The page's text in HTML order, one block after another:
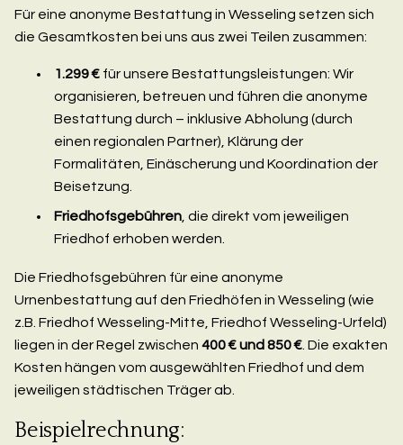
Für eine anonyme Bestattung in Wesseling setzen sich
die Gesamtkosten bei uns aus zwei Teilen zusammen:
1.299 € für unsere Bestattungsleistungen: Wir
organisieren, betreuen und führen die anonyme
Bestattung durch – inklusive Abholung (durch
einen regionalen Partner), Klärung der
Formalitäten, Einäscherung und Koordination der
Beisetzung.
Friedhofsgebühren , die direkt vom jeweiligen
Friedhof erhoben werden.
Die Friedhofsgebühren für eine anonyme
Urnenbestattung auf den Friedhöfen in Wesseling (wie
z.B. Friedhof Wesseling-Mitte, Friedhof Wesseling-Urfeld)
liegen in der Regel zwischen 400 € und 850 € . Die exakten
Kosten hängen vom ausgewählten Friedhof und dem
jeweiligen städtischen Träger ab.
Beispielrechnung: